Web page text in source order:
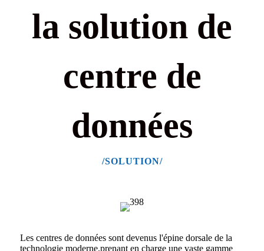
la solution de
centre de
données
/SOLUTION/
Les centres de données sont devenus l'épine dorsale de la
technologie moderne.prenant en charge une vaste gamme